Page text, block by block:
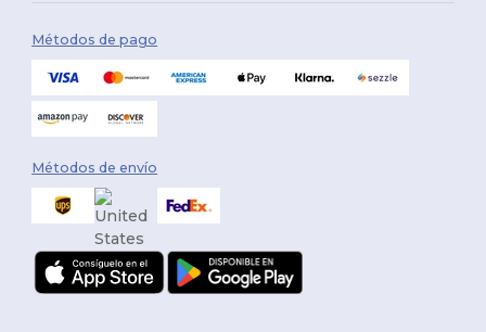
Métodos de pago
Métodos de envío